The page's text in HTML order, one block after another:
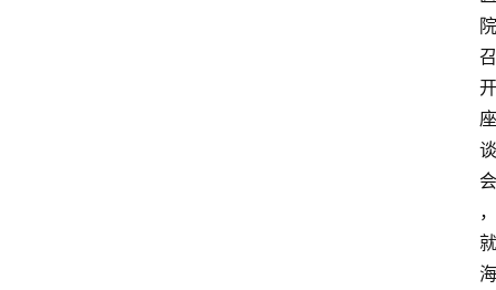
院
召
开
座
谈
会
，
就
海